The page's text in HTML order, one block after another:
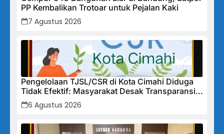
PP Kembalikan Trotoar untuk Pejalan Kaki
7 Agustus 2026
Pengelolaan TJSL/CSR di Kota Cimahi Diduga
Tidak Efektif: Masyarakat Desak Transparansi
Penuh dan Perbaikan Sistem
6 Agustus 2026